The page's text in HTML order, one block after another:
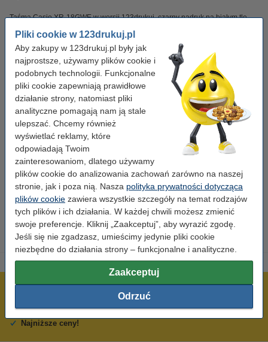
Pliki cookie w 123drukuj.pl
Aby zakupy w 123drukuj.pl były jak
najprostsze, używamy plików cookie i
podobnych technologii. Funkcjonalne
pliki cookie zapewniają prawidłowe
działanie strony, natomiast pliki
analityczne pomagają nam ją stale
ulepszać. Chcemy również
wyświetlać reklamy, które
odpowiadają Twoim
zainteresowaniom, dlatego używamy
plików cookie do analizowania zachowań zarówno na naszej
stronie, jak i poza nią. Nasza polityka prywatności dotycząca
plików cookie zawiera wszystkie szczegóły na temat rodzajów
tych plików i ich działania. W każdej chwili możesz zmienić
swoje preferencje. Kliknij „Zaakceptuj”, aby wyrazić zgodę.
Jeśli się nie zgadzasz, umieścimy jedynie pliki cookie
niezbędne do działania strony – funkcjonalne i analityczne.
Zaakceptuj
Odrzuć
Taśma Casio XR-18GWE w wersji 123drukuj, czarny nadruk na białym tle,
jest odporna na zarysowania. Taśma ma szerokość 18 mm i długość około
Właściwości
Marka: 123drukuj
Kolor nadruku: czarny
Kolor taśmy:
Wymiary: 18 mm
Wydajność: 5 m
Numer: XR-18GWE
600 tysięcy zadowolonych klientów
Wysyłka już dzisiaj!
Najniższe ceny!